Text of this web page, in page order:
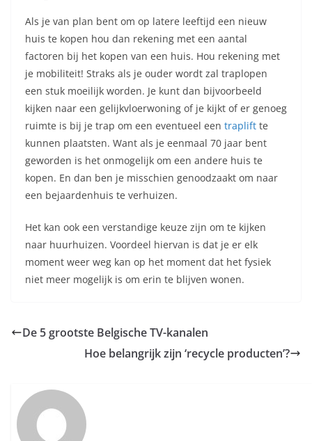
Als je van plan bent om op latere leeftijd een nieuw
huis te kopen hou dan rekening met een aantal
factoren bij het kopen van een huis. Hou rekening met
je mobiliteit! Straks als je ouder wordt zal traplopen
een stuk moeilijk worden. Je kunt dan bijvoorbeeld
kijken naar een gelijkvloerwoning of je kijkt of er genoeg
ruimte is bij je trap om een eventueel een traplift te
kunnen plaatsten. Want als je eenmaal 70 jaar bent
geworden is het onmogelijk om een andere huis te
kopen. En dan ben je misschien genoodzaakt om naar
een bejaardenhuis te verhuizen.
Het kan ook een verstandige keuze zijn om te kijken
naar huurhuizen. Voordeel hiervan is dat je er elk
moment weer weg kan op het moment dat het fysiek
niet meer mogelijk is om erin te blijven wonen.
De 5 grootste Belgische TV-kanalen
Hoe belangrijk zijn ‘recycle producten’?